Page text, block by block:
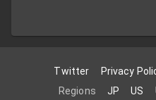
Twitter Privacy
Regions
JP US